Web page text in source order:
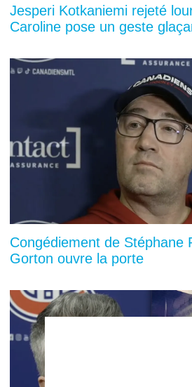
Jesperi Kotkaniemi rejeté
Caroline pose un geste
Congédiement de Stéphane
Gorton ouvre la porte